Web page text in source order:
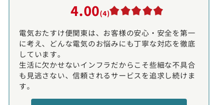
4.00(4)
電気おたすけ便関東は、お客様の安心・安全を第一
に考え、どんな電気のお悩みにも丁寧な対応を徹底
しています。
生活に欠かせないインフラだからこそ些細な不具合
も見逃さない、信頼されるサービスを追求し続けま
す。